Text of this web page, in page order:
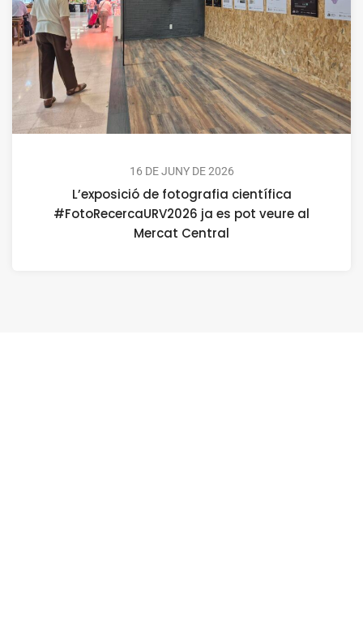
16 DE JUNY DE 2026
L’exposició de fotografia científica
#FotoRecercaURV2026 ja es pot veure al
Mercat Central